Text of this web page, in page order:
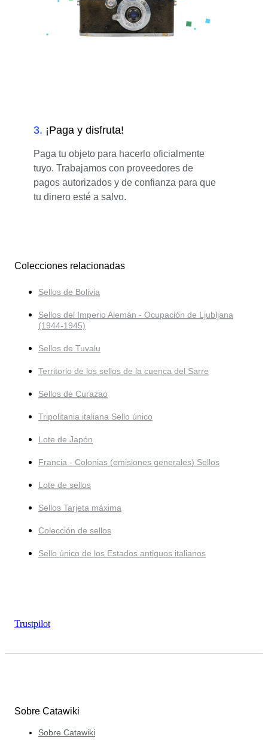
3. ¡Paga y disfruta!
Paga tu objeto para hacerlo oficialmente
tuyo. Trabajamos con proveedores de
pagos autorizados y de confianza para que
tu dinero esté a salvo.
Colecciones relacionadas
Sellos de Bolivia
Sellos del Imperio Alemán - Ocupación de Ljubljana
(1944-1945)
Sellos de Tuvalu
Territorio de los sellos de la cuenca del Sarre
Sellos de Curazao
Tripolitania italiana Sello único
Lote de Japón
Francia - Colonias (emisiones generales) Sellos
Lote de sellos
Sellos Tarjeta máxima
Colección de sellos
Sello único de los Estados antiguos italianos
Trustpilot
Sobre Catawiki
Sobre Catawiki